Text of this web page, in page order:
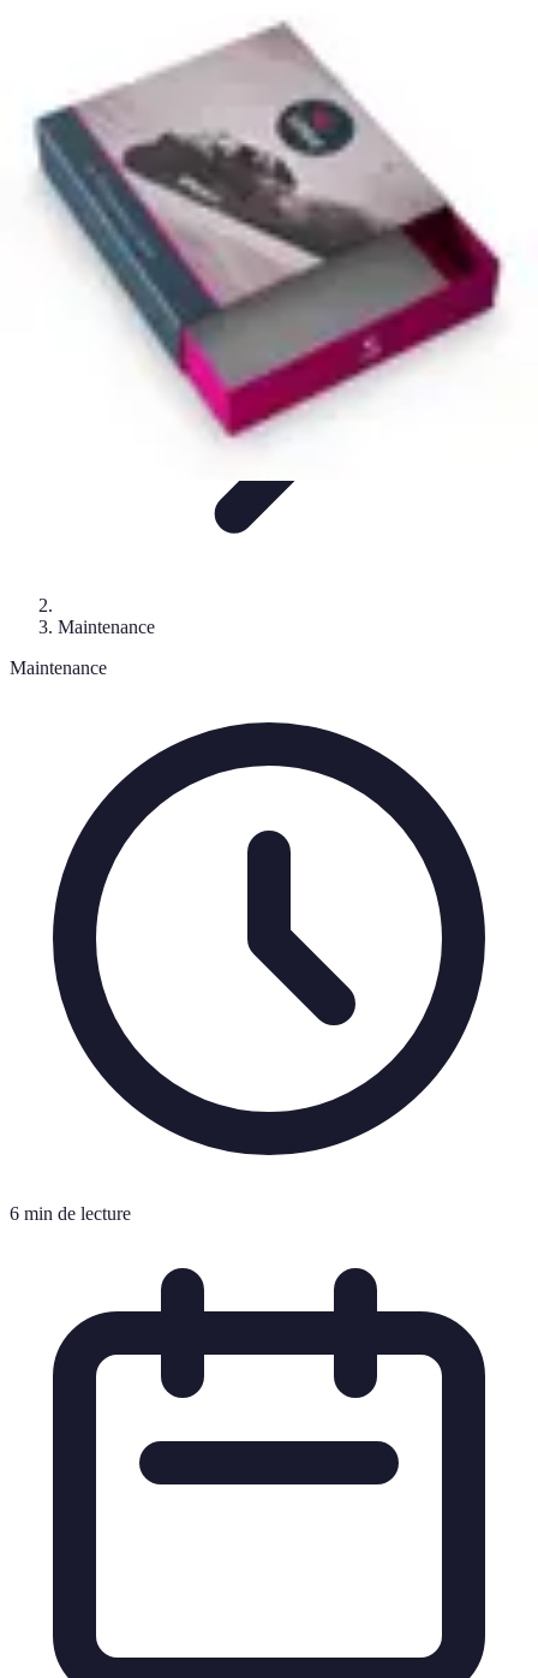
Innovations en irrigation
Entretien et Maintenance
Système Irrigation
Maintenance
Maintenance
6 min de lecture